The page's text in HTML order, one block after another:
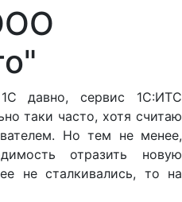
давно, сервис 1С:ИТС
таки часто, хотя считаю
Но тем не менее,
отразить новую
не сталкивались, то на